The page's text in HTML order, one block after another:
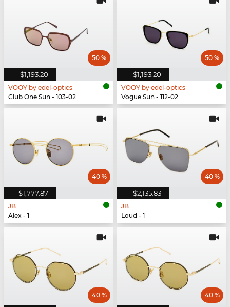
$1,193.20
50 %
VOOY by edel-optics
Club One Sun - 103-02
$1,193.20
50 %
VOOY by edel-optics
Vogue Sun - 112-02
$1,777.87
40 %
JB
Alex - 1
$2,135.83
40 %
JB
Loud - 1
40 % 40 %